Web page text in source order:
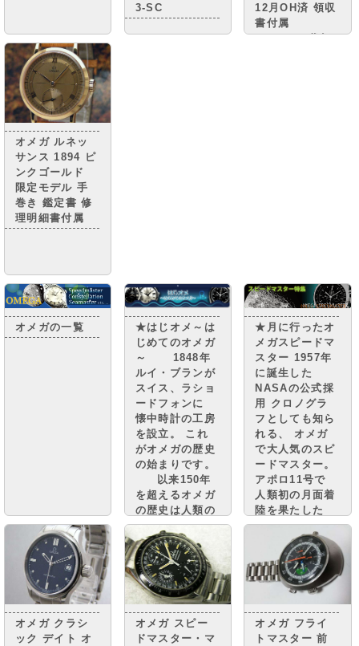
3-SC
12月OH済 領収
書付属
OMEGA [代行
オメガ ルネッ
サンス 1894 ピ
ンクゴールド
限定モデル 手
巻き 鑑定書 修
理明細書付属
オメガの一覧
★はじオメ～は
じめてのオメガ
～ 1848年
ルイ・ブランが
スイス、ラショ
ードフォンに
懐中時計の工房
を設立。 これ
がオメガの歴史
の始まりです。
以来150年
を超えるオメガ
の歴史は人類の
偉業の歴史でも
ありまし
た・・・・
★月に行ったオ
メガスピードマ
スター 1957年
に誕生した
NASAの公式採
用 クロノグラ
フとしても知ら
れる、 オメガ
で大人気のスピ
ードマスター。
アポロ11号で
人類初の月面着
陸を果たした
腕時計としても
有名で、 ｢宇宙
時計」「ムーン
ウォッチ」など
の ニックネー
ムで親しまれて
います。
オメガ クラシ
ック デイト オ
オメガ スピー
ドマスター・マ
オメガ フライ
トマスター 前